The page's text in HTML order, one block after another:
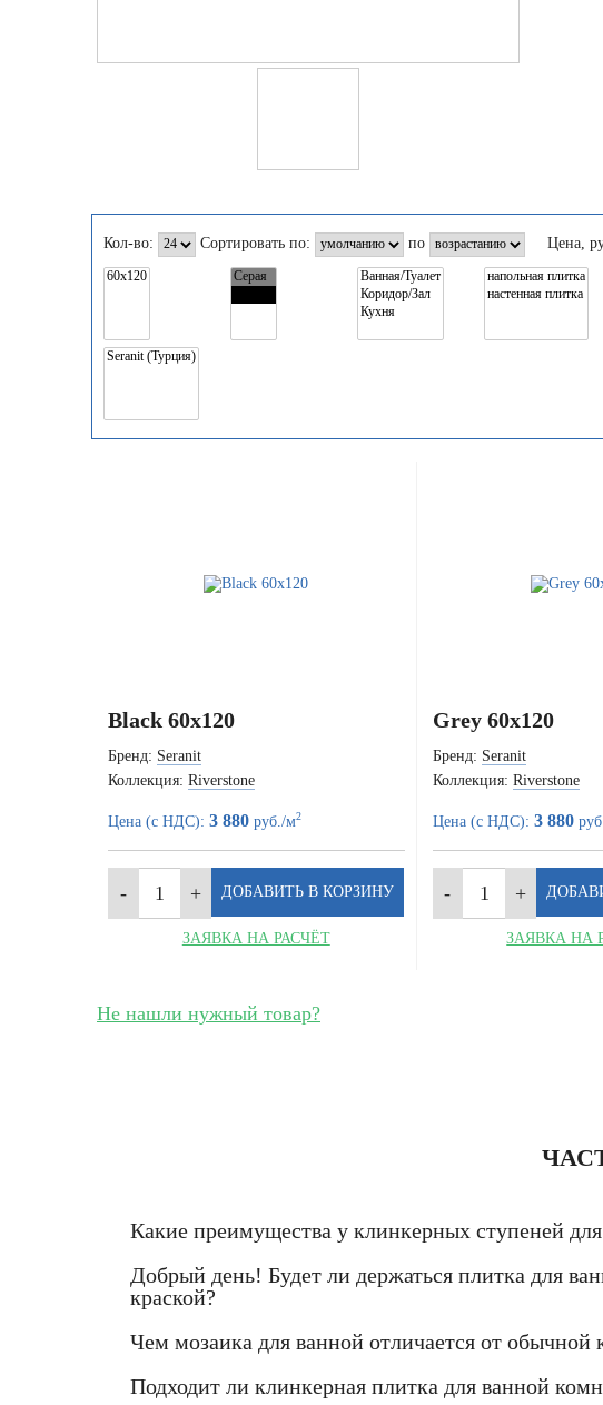
Кол-во: Сортировать по: по Цена,
Black 60x120
Бренд: Seranit
Коллекция: Riverstone
Цена (с НДС): 3 880 руб./м2
ЗАЯВКА НА РАСЧЁТ
Grey 60x120
Бренд: Seranit
Коллекция: Riverstone
Цена (с НДС): 3 880
ЗАЯВКА НА
Не нашли нужный товар?
Какие преимущества у клинкерных ступеней
Добрый день! Будет ли держаться плитка для
краской?
Чем мозаика для ванной отличается от обычной
Подходит ли клинкерная плитка для ванной